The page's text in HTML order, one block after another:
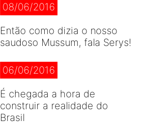
08/06/2016
Então como dizia o nosso
saudoso Mussum, fala Serys!
06/06/2016
É chegada a hora de
construir a realidade do
Brasil